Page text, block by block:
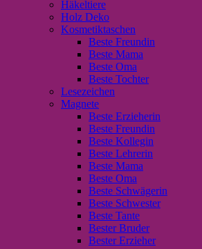
Häkeltiere
Holz Deko
Kosmetiktaschen
Beste Freundin
Beste Mama
Beste Oma
Beste Tochter
Lesezeichen
Magnete
Beste Erzieherin
Beste Freundin
Beste Kollegin
Beste Lehrerin
Beste Mama
Beste Oma
Beste Schwägerin
Beste Schwester
Beste Tante
Bester Bruder
Bester Erzieher